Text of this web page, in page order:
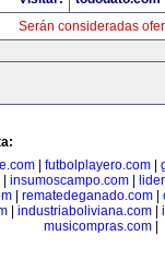
Serán consideradas
| futbolplayero.com|
insumoscampo.com
| rematedeganado.com|
| industriaboliviana.com|
musicompras.com|